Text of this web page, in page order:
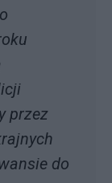
przez
do